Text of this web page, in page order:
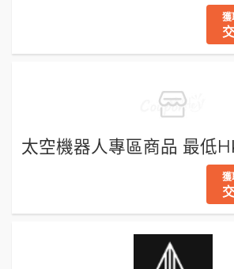
獲
太空機器人專區商品 最低
獲